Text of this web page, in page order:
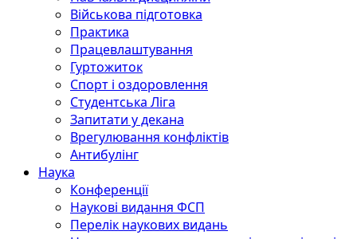
Військова підготовка
Практика
Працевлаштування
Гуртожиток
Спорт і оздоровлення
Студентська Ліга
Запитати у декана
Врегулювання конфліктів
Антибулінг
Наука
Конференції
Наукові видання ФСП
Перелік наукових видань